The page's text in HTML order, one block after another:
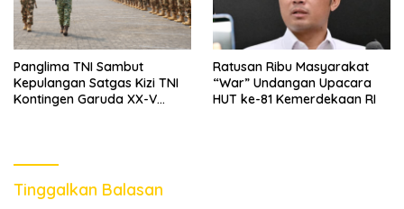
Panglima TNI Sambut
Kepulangan Satgas Kizi TNI
Kontingen Garuda XX-V
Ratusan Ribu Masyarakat
“War” Undangan Upacara
HUT ke-81 Kemerdekaan RI
Tinggalkan Balasan